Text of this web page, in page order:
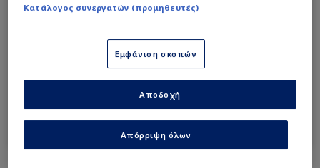
A post shared by Mishel Gerzig Courtois (@mishelgerzig)
Κατάλογος συνεργατών (προμηθευτές)
Εμφάνιση σκοπών
Απόρριψη όλων
Αποδοχή